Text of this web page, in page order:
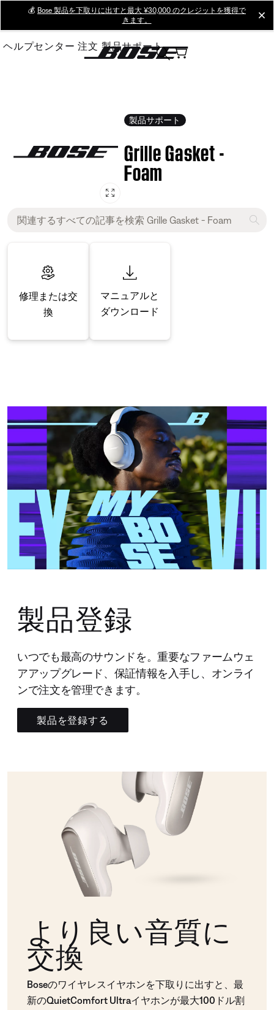
Main
💰 Bose 製品を下取りに出すと最大 ¥30,000 のクレジットを獲得で
きます。
ヘルプセンター 注文 製品サポート
製品サポート
Grille Gasket -
Foam
修理または交
換
マニュアルと
ダウンロード
製品登録
いつでも最高のサウンドを。重要なファームウェ
アアップグレード、保証情報を入手し、オンライ
ンで注文を管理できます。
製品を登録する
より良い音質に
交換
Boseのワイヤレスイヤホンを下取りに出すと、最
新のQuietComfort Ultraイヤホンが最大100ドル割